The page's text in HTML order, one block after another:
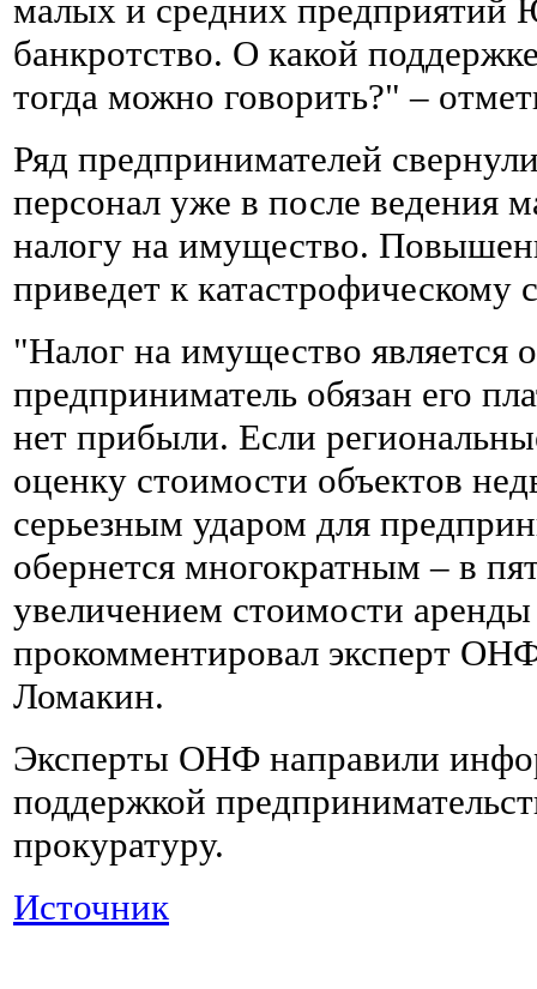
малых и средних предприятий
банкротство. О какой
тогда можно говорить?" –
Ряд предпринимателей
персонал уже в после ведения
налогу на имущество.
приведет к катастрофическому
"Налог на имущество является
предприниматель обязан его
нет прибыли. Если
оценку стоимости объектов
серьезным ударом для
обернется многократным – в
увеличением стоимости
прокомментировал эксперт
Ломакин.
Эксперты ОНФ направили
поддержкой
прокуратуру.
Источник